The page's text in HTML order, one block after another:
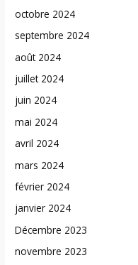
octobre 2024
septembre 2024
août 2024
juillet 2024
juin 2024
mai 2024
avril 2024
mars 2024
février 2024
janvier 2024
Décembre 2023
novembre 2023